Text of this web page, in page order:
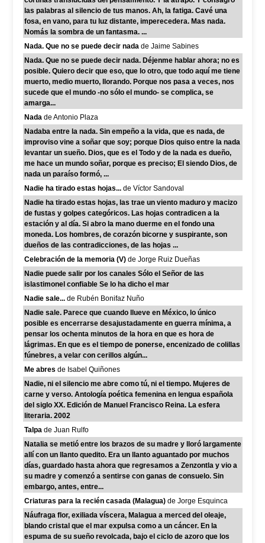
las palabras al silencio de tus manos. Ah, la fatiga. Cavé una
fosa, en vano, para tu luz distante, imperecedera. Mas nada.
Nomás la sombra de un fantasma. ...
Nada. Que no se puede decir nada de Jaime Sabines
Nada. Que no se puede decir nada. Déjenme hablar ahora; no es
posible. Quiero decir que eso, que lo otro, que todo aquí me tiene
muerto, medio muerto, llorando. Porque nos pasa a veces, nos
sucede que el mundo -no sólo el mundo- se complica, se
amarga...
Nada de Antonio Plaza
Nadaba entre la nada. Sin empeño a la vida, que es nada, de
improviso vine a soñar que soy; porque Dios quiso entre la nada
levantar un sueño. Dios, que es el Todo y de la nada es dueño,
me hace un mundo soñar, porque es preciso; El siendo Dios, de
nada un paraíso formó, ...
Nadie ha tirado estas hojas... de Víctor Sandoval
Nadie ha tirado estas hojas, las trae un viento maduro y macizo
de fustas y golpes categóricos. Las hojas contradicen a la
estación y al día. Si abro la mano duerme en el fondo una
moneda. Los hombres, de corazón bicorne y suspirante, son
dueños de las contradicciones, de las hojas ...
Celebración de la memoria (V) de Jorge Ruiz Dueñas
Nadie puede salir por los canales Sólo el Señor de las
islastimonel confiable Se lo ha dicho el mar
Nadie sale... de Rubén Bonifaz Nuño
Nadie sale. Parece que cuando llueve en México, lo único
posible es encerrarse desajustadamente en guerra mínima, a
pensar los ochenta minutos de la hora en que es hora de
lágrimas. En que es el tiempo de ponerse, encenizado de colillas
fúnebres, a velar con cerillos algún...
Me abres de Isabel Quiñones
Nadie, ni el silencio me abre como tú, ni el tiempo. Mujeres de
carne y verso. Antología poética femenina en lengua española
del siglo XX. Edición de Manuel Francisco Reina. La esfera
literaria. 2002
Talpa de Juan Rulfo
Natalia se metió entre los brazos de su madre y lloró largamente
allí con un llanto quedito. Era un llanto aguantado por muchos
días, guardado hasta ahora que regresamos a Zenzontla y vio a
su madre y comenzó a sentirse con ganas de consuelo. Sin
embargo, antes, entre...
Criaturas para la recién casada (Malagua) de Jorge Esquinca
Náufraga flor, exiliada víscera, Malagua a merced del oleaje,
blando cristal que el mar expulsa como a un cáncer. En la
espuma de su sueño revolcada, bajo el ciclo de azoro que los